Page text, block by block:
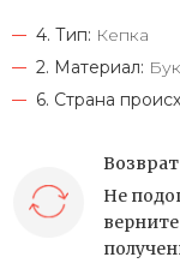
4. Тип: Кепка
2. Материал:
6. Страна
Не